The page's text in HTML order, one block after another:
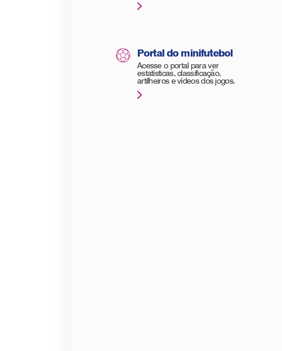
Portal do minifutebol
Acesse o portal para ver
estatísticas, classificação,
artilheiros e vídeos dos jogos.